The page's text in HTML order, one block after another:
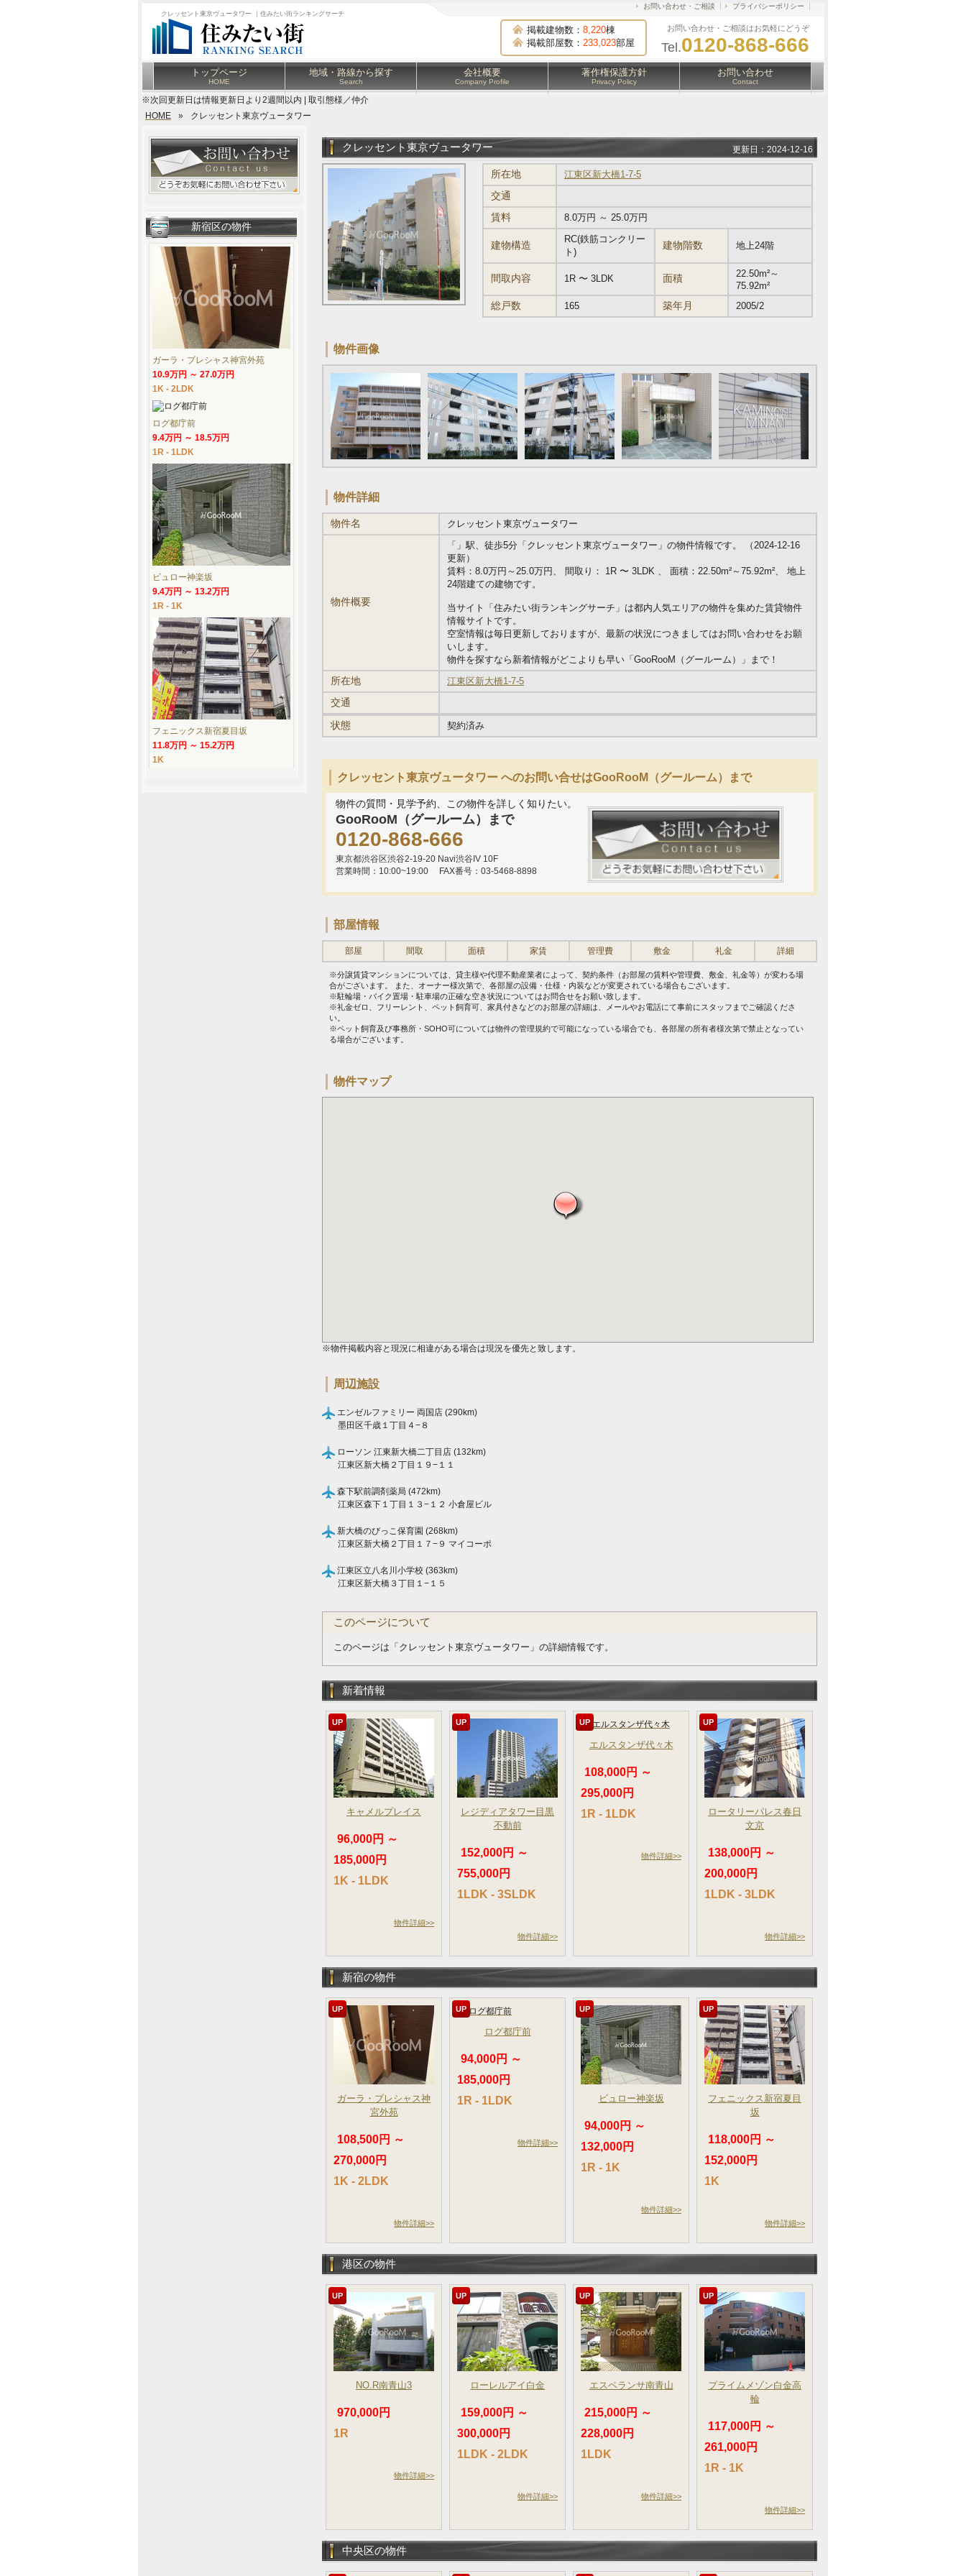
クレッセント東京ヴュータワー ｜住みたい街ランキングサーチ
掲載建物数： 8,220棟
掲載部屋数： 233,023部屋
お問い合わせ・ご相談はお気軽にどうぞ
Tel.0120-868-666
お問い合わせ・ご相談 プライバシーポリシー
トップページ
HOME
地域・路線から探す
Search
会社概要
Company Profile
著作権保護方針
Privacy Policy
お問い合わせ
Contact
※次回更新日は情報更新日より2週間以内 | 取引態様／仲介
HOME
» クレッセント東京ヴュータワー
クレッセント東京ヴュータワー 更新日：2024-12-16
所在地 江東区新大橋1-7-5
交通
賃料
8.0万円 ～ 25.0万円
建物構造
RC(鉄筋コンクリー
ト)
建物階数 地上24階
間取内容 1R 〜 3LDK 面積
22.50m²～
75.92m²
総戸数 165 築年月 2005/2
物件画像
物件詳細
物件名 クレッセント東京ヴュータワー
物件概要
「 」駅、徒歩5分「クレッセント東京ヴュータワー」の物件情報です。 （2024-12-16
更新）
賃料：8.0万円～25.0万円、 間取り： 1R 〜 3LDK 、 面積：22.50m²～75.92m²、 地上
24階建ての建物です。
当サイト「住みたい街ランキングサーチ」は都内人気エリアの物件を集めた賃貸物件
情報サイトです。
空室情報は毎日更新しておりますが、最新の状況につきましてはお問い合わせをお願
いします。
物件を探すなら新着情報がどこよりも早い「GooRooM（グールーム）」まで！
所在地 江東区新大橋1-7-5
交通
状態
契約済み
クレッセント東京ヴュータワー へのお問い合せはGooRooM（グールーム）まで
物件の質問・見学予約、この物件を詳しく知りたい。
GooRooM（グールーム）まで
0120-868-666
東京都渋谷区渋谷2-19-20 Navi渋谷IV 10F
営業時間：10:00~19:00
FAX番号：03-5468-8898
部屋情報
部屋 間取 面積 家賃 管理費 敷金 礼金 詳細
※分譲賃貸マンションについては、貸主様や代理不動産業者によって、契約条件（お部屋の賃料や管理費、敷金、礼金等）が変わる場
合がございます。 また、オーナー様次第で、各部屋の設備・仕様・内装などが変更されている場合もございます。
※駐輪場・バイク置場・駐車場の正確な空き状況についてはお問合せをお願い致します。
※礼金ゼロ、フリーレント、ペット飼育可、家具付きなどのお部屋の詳細は、メールやお電話にて事前にスタッフまでご確認くださ
い。
※ペット飼育及び事務所・SOHO可については物件の管理規約で可能になっている場合でも、各部屋の所有者様次第で禁止となってい
る場合がございます。
物件マップ
※物件掲載内容と現況に相違がある場合は現況を優先と致します。
周辺施設
エンゼルファミリー 両国店 (290km)
墨田区千歳１丁目４−８
ローソン 江東新大橋二丁目店 (132km)
江東区新大橋２丁目１９−１１
森下駅前調剤薬局 (472km)
江東区森下１丁目１３−１２ 小倉屋ビル
新大橋のびっこ保育園 (268km)
江東区新大橋２丁目１７−９ マイコーポ
江東区立八名川小学校 (363km)
江東区新大橋３丁目１−１５
このページについて
このページは「クレッセント東京ヴュータワー」の詳細情報です。
新着情報
UP
キャメルプレイス
96,000円 ～
185,000円
1K - 1LDK
物件詳細>>
UP
レジディアタワー目黒
不動前
152,000円 ～
755,000円
1LDK - 3SLDK
物件詳細>>
UP
エルスタンザ代々木
108,000円 ～
295,000円
1R - 1LDK
物件詳細>>
UP
ロータリーパレス春日
文京
138,000円 ～
200,000円
1LDK - 3LDK
物件詳細>>
新宿の物件
UP
ガーラ・プレシャス神
宮外苑
108,500円 ～
270,000円
1K - 2LDK
物件詳細>>
UP
ログ都庁前
94,000円 ～
185,000円
1R - 1LDK
物件詳細>>
UP
ビュロー神楽坂
94,000円 ～
132,000円
1R - 1K
物件詳細>>
UP
フェニックス新宿夏目
坂
118,000円 ～
152,000円
1K
物件詳細>>
港区の物件
UP
NO.R南青山3
970,000円
1R
物件詳細>>
UP
ローレルアイ白金
159,000円 ～
300,000円
1LDK - 2LDK
物件詳細>>
UP
エスペランサ南青山
215,000円 ～
228,000円
1LDK
物件詳細>>
UP
プライムメゾン白金高
輪
117,000円 ～
261,000円
1R - 1K
物件詳細>>
中央区の物件
新宿区の物件
ガーラ・プレシャス神宮外苑
10.9万円 ～ 27.0万円
1K - 2LDK
ログ都庁前
9.4万円 ～ 18.5万円
1R - 1LDK
ビュロー神楽坂
9.4万円 ～ 13.2万円
1R - 1K
フェニックス新宿夏目坂
11.8万円 ～ 15.2万円
1K